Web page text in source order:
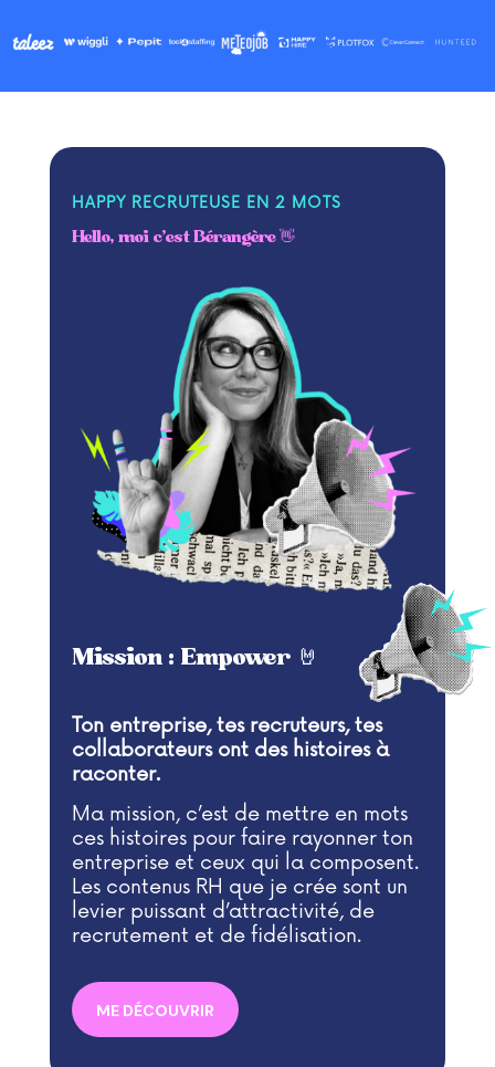
HAPPY RECRUTEUSE EN 2 MOTS
Hello, moi c’est Bérangère 👋
Mission : Empower 🤘
Ton entreprise, tes recruteurs, tes
collaborateurs ont des histoires à
raconter.
Ma mission, c’est de mettre en mots
ces histoires pour faire rayonner ton
entreprise et ceux qui la composent.
Les contenus RH que je crée sont un
levier puissant d’attractivité, de
recrutement et de fidélisation.
ME DÉCOUVRIR